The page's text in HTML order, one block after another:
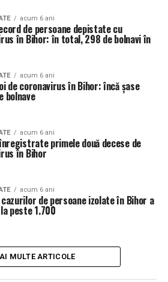
acum 6 ani
de persoane depistate cu
în Bihor: în total, 298 de bolnavi în
acum 6 ani
de coronavirus în Bihor: încă șase
bolnave
acum 6 ani
primele două decese de
în Bihor
acum 6 ani
cazurilor de persoane izolate în Bihor a
peste 1.700
MULTE ARTICOLE